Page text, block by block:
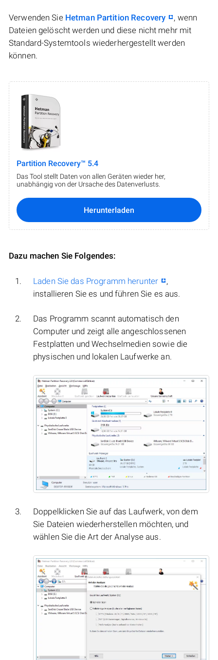
Verwenden Sie Hetman Partition Recovery
, wenn
Dateien gelöscht werden und diese nicht mehr mit
Standard-Systemtools wiederhergestellt werden
können.
Partition Recovery™ 5.4
Das Tool stellt Daten von allen Geräten wieder her,
unabhängig von der Ursache des Datenverlusts.
Herunterladen
Dazu machen Sie Folgendes:
Laden Sie das Programm herunter
,
installieren Sie es und führen Sie es aus.
Das Programm scannt automatisch den
Computer und zeigt alle angeschlossenen
Festplatten und Wechselmedien sowie die
physischen und lokalen Laufwerke an.
Doppelklicken Sie auf das Laufwerk, von dem
Sie Dateien wiederherstellen möchten, und
wählen Sie die Art der Analyse aus.